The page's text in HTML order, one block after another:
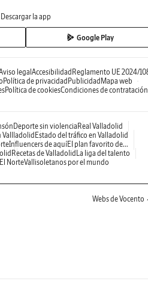
Descargar la app
Google Play
legal Accesibilidad Reglamento UE 2024/
Política de privacidad Publicidad Mapa web
Política de cookiesCondiciones de contratación
Deporte sin violencia Real Valladolid
Vallladolid Estado del tráfico en Valladolid
Influencers de aquíEl plan favorito de...
Recetas de Valladolid La liga del talento
NorteVallisoletanos por el mundo
Webs de Vocento